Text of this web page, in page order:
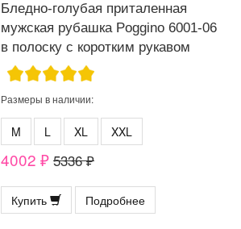
Бледно-голубая приталенная
мужская рубашка Poggino 6001-06
в полоску с коротким рукавом
Размеры в наличии:
M L XL XXL
4002 ₽ 5336 ₽
Купить Подробнее